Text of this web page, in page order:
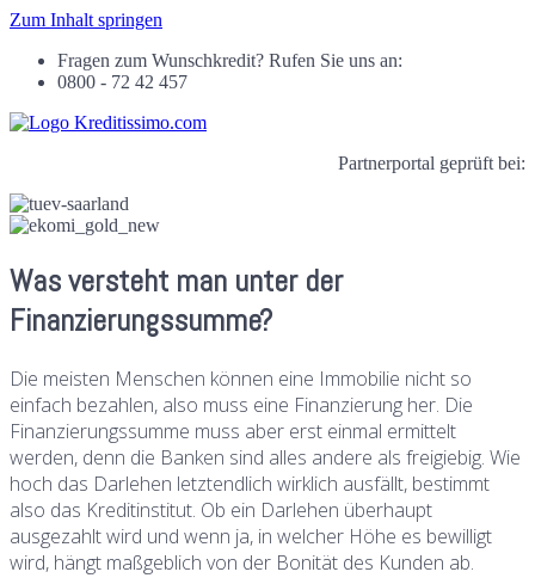
Zum Inhalt springen
Fragen zum Wunschkredit? Rufen Sie uns an:
0800 - 72 42 457
Partnerportal geprüft bei:
Was versteht man unter der
Finanzierungssumme?
Die meisten Menschen können eine Immobilie nicht so
einfach bezahlen, also muss eine Finanzierung her. Die
Finanzierungssumme muss aber erst einmal ermittelt
werden, denn die Banken sind alles andere als freigiebig. Wie
hoch das Darlehen letztendlich wirklich ausfällt, bestimmt
also das Kreditinstitut. Ob ein Darlehen überhaupt
ausgezahlt wird und wenn ja, in welcher Höhe es bewilligt
wird, hängt maßgeblich von der Bonität des Kunden ab.